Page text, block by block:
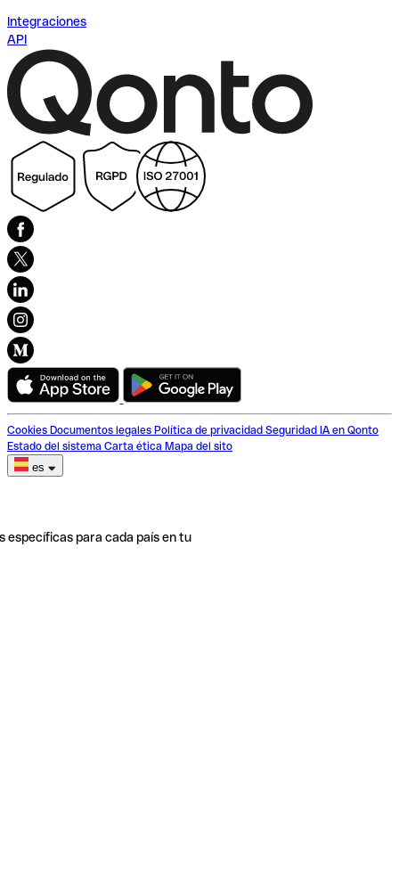
Integraciones
API
Cookies Documentos legales Política de privacidad Seguridad IA en Qonto
Estado del sistema Carta ética Mapa del sito
es
específicas para cada país en tu